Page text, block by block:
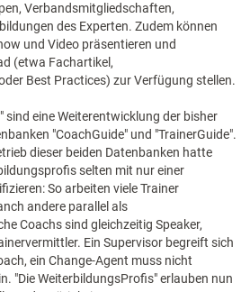
Verbandsmitgliedschaften,
des Experten. Zudem können
und Video präsentieren und
(etwa Fachartikel,
Best Practices) zur Verfügung stellen.
sind eine Weiterentwicklung der bisher
"CoachGuide" und "TrainerGuide".
dieser beiden Datenbanken hatte
selten mit nur einer
So arbeiten viele Trainer
andere parallel als
Coachs sind gleichzeitig Speaker,
Ein Supervisor begreift sich
ein Change-Agent muss nicht
"Die WeiterbildungsProfis" erlauben nun